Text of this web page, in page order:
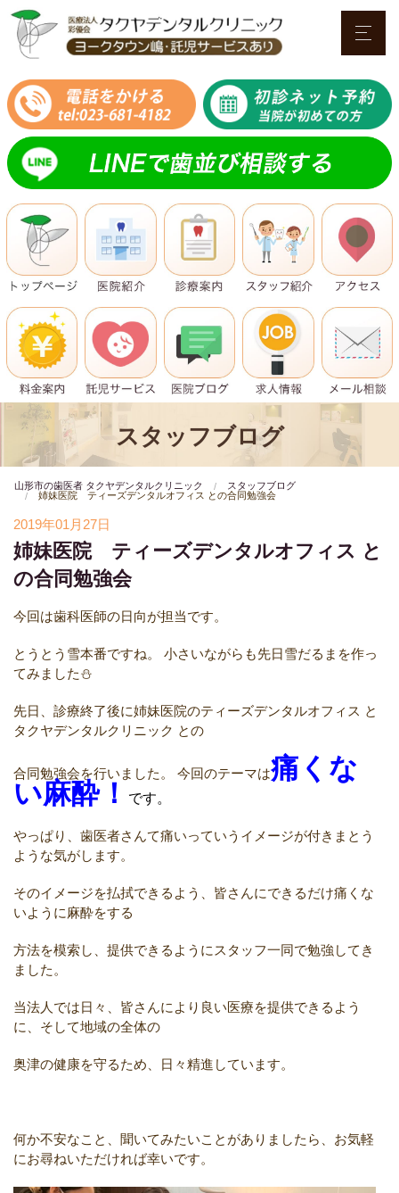
スタッフブログ
山形市の歯医者 タクヤデンタルクリニック
スタッフブログ
姉妹医院 ティーズデンタルオフィス との合同勉強会
2019年01月27日
姉妹医院 ティーズデンタルオフィス と
の合同勉強会
今回は歯科医師の日向が担当です。
とうとう雪本番ですね。
小さいながらも先日雪だるまを作っ
てみました⛄️
先日、診療終了後に姉妹医院のティーズデンタルオフィス と
タクヤデンタルクリニック との
合同勉強会を行いました。 今回のテーマは痛くな
い麻酔！ です。
やっぱり、歯医者さんて痛いっていうイメージが付きまとう
ような気がします。
そのイメージを払拭できるよう、皆さんにできるだけ痛くな
いように麻酔をする
方法を模索し、提供できるようにスタッフ一同で勉強してき
ました。
当法人では日々、皆さんにより良い医療を提供できるよう
に、そして地域の全体の
奥津の健康を守るため、日々精進しています。
何か不安なこと、聞いてみたいことがありましたら、お気軽
にお尋ねいただければ幸いです。